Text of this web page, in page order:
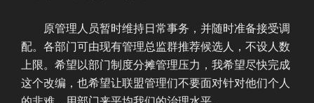
原管理人员暂时维持日常事务，并随时准备接受调
配。各部门可由现有管理总监群推荐候选人，不设人数
上限。希望以部门制度分摊管理压力，我希望尽快完成
这个改编，也希望让联盟管理们不要面对针对他们个人